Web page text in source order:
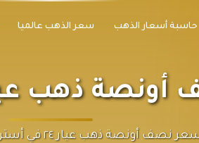
حاسبة أسعار الذهب سعر الذهب عالميا
ذهب عيار ٢٤ في
اكتشف سعر نصف